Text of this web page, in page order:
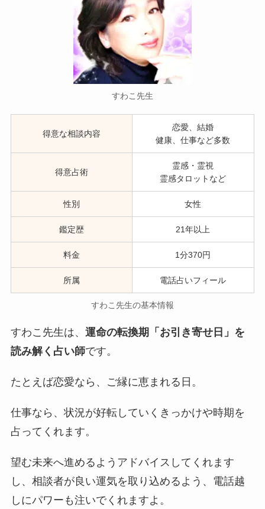
すわこ先生
得意な相談内容
恋愛、結婚
健康、仕事など多数
得意占術
霊感・霊視
霊感タロットなど
性別 女性
鑑定歴 21年以上
料金 1分370円
所属 電話占いフィール
すわこ先生の基本情報
すわこ先生は、 運命の転換期「お引き寄せ日」を
読み解く占い師です。
たとえば恋愛なら、ご縁に恵まれる日。
仕事なら、状況が好転していくきっかけや時期を
占ってくれます。
望む未来へ進めるようアドバイスしてくれます
し、相談者が良い運気を取り込めるよう、電話越
しにパワーも注いでくれますよ。